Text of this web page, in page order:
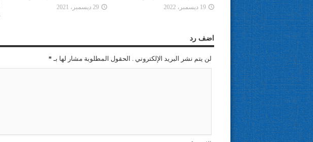
19 ديسمبر، 2022 29 ديسمبر، 2021
اضف رد
لن يتم نشر البريد الإلكتروني . الحقول المطلوبة مشار لها بـ *